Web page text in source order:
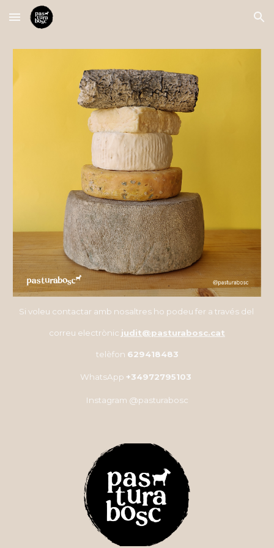
Skip to main content Skip to navigation
Si voleu contactar amb nosaltres ho podeu fer a través del
correu electrònic judit@pasturabosc.cat
telèfon 629418483
WhatsApp +34972795103
Instagram @pasturabosc